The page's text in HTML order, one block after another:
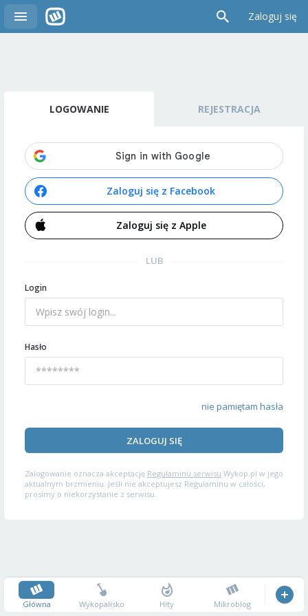
Zaloguj się
LOGOWANIE REJESTRACJA
Zaloguj się z Facebook
Zaloguj się z Apple
LUB
Login
Hasło
nie pamiętam hasła
ZALOGUJ SIĘ
Zalogowanie oznacza akceptację Regulaminu serwisu Wykop.pl w jego
aktualnym brzmieniu. Jeśli nie akceptujesz Regulaminu w całości,
prosimy o niekorzystanie z serwisu.
Główna Wykopalisko Hity Mikroblog